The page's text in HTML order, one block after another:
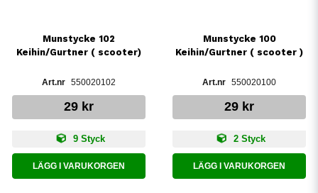
Munstycke 102
Keihin/Gurtner ( scooter)
550020102
29 kr
9 Styck
LÄGG I VARUKORGEN
Munstycke 100
Keihin/Gurtner ( scooter )
550020100
29 kr
2 Styck
LÄGG I VARUKORGEN